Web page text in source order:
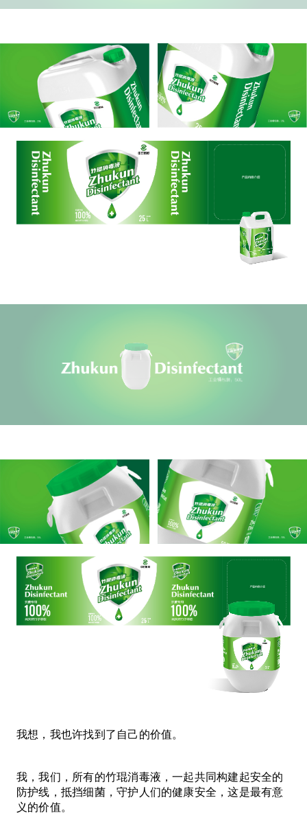
我想，我也许找到了自己的价值。
我，我们，所有的竹琨消毒液，一起共同构建起安全的
防护线，抵挡细菌，守护人们的健康安全，这是最有意
义的价值。